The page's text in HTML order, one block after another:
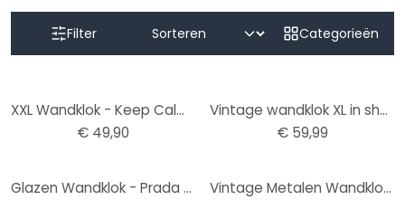
Filter Categorieën
XXL Wandklok - Keep Calm and Carry On Ø 70 cm
€ 49,90
Vintage wandklok XL in shabby stijl gemaakt van metaal | geruisloos | Ø50 cm
€ 59,99
Glazen Wandklok - Prada Marfa
Vintage Metalen Wandklok met bewegende tandwielen